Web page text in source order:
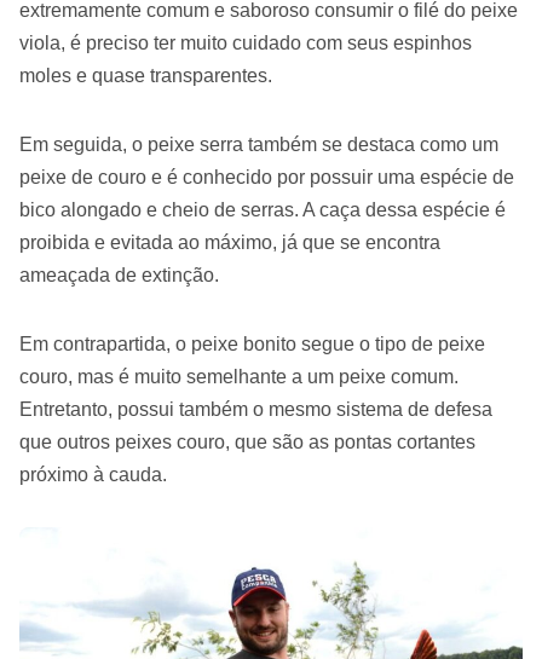
extremamente comum e saboroso consumir o filé do peixe
viola, é preciso ter muito cuidado com seus espinhos
moles e quase transparentes.
Em seguida, o peixe serra também se destaca como um
peixe de couro e é conhecido por possuir uma espécie de
bico alongado e cheio de serras. A caça dessa espécie é
proibida e evitada ao máximo, já que se encontra
ameaçada de extinção.
Em contrapartida, o peixe bonito segue o tipo de peixe
couro, mas é muito semelhante a um peixe comum.
Entretanto, possui também o mesmo sistema de defesa
que outros peixes couro, que são as pontas cortantes
próximo à cauda.